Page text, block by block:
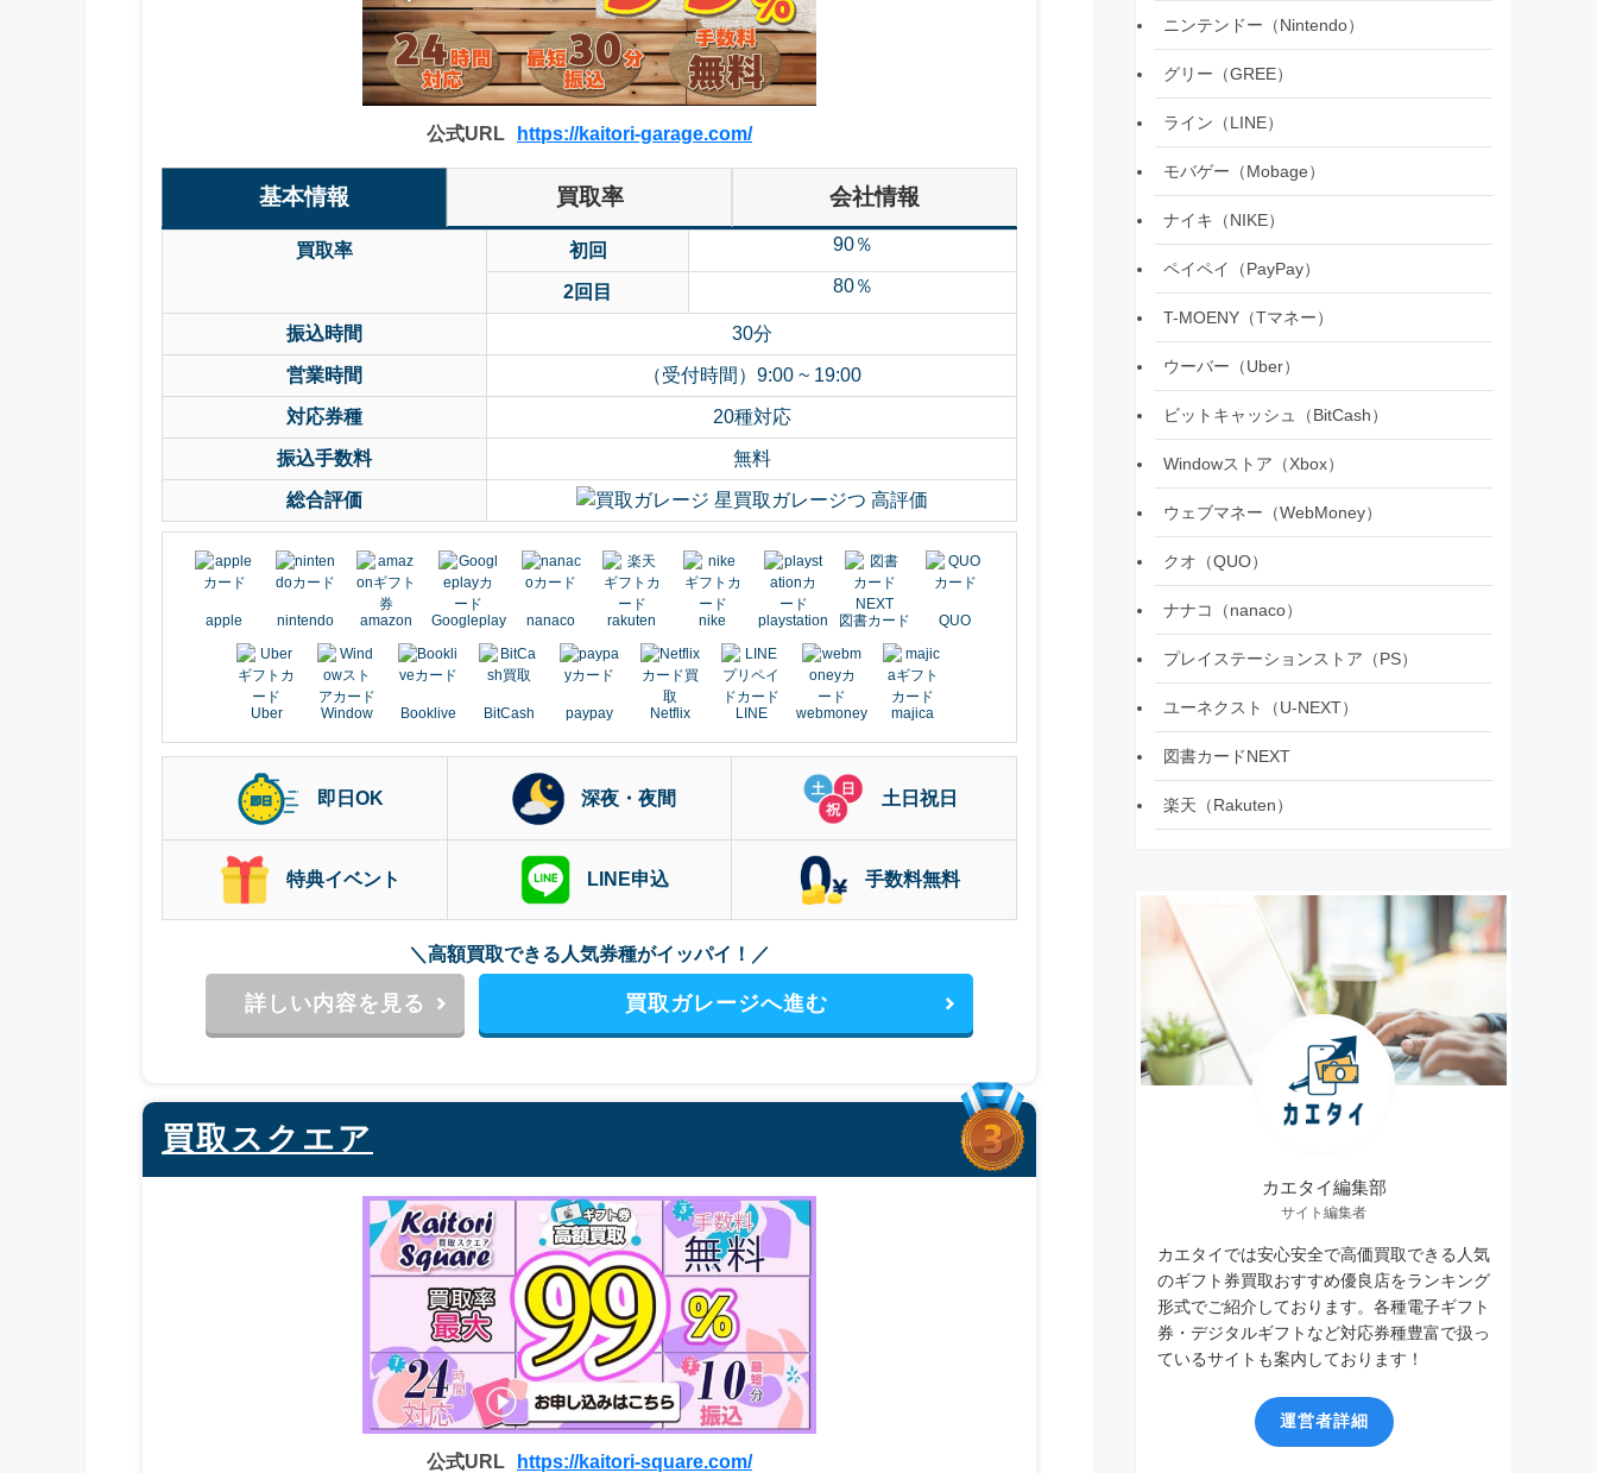
公式URL https://kaitori-garage.com/
基本情報 買取率 会社情報
買取率 初回 90％
2回目 80％
振込時間 30分
営業時間 （受付時間）9:00 ~ 19:00
対応券種 20種対応
振込手数料 無料
総合評価
apple nintendo amazon Googleplay nanaco rakuten nike playstation 図書カード QUO
Uber Window Booklive BitCash paypay Netflix LINE webmoney majica
即日OK 深夜・夜間 土日祝日
特典イベント LINE申込 手数料無料
＼高額買取できる人気券種がイッパイ！／
詳しい内容を見る 買取ガレージへ進む
買取スクエア
公式URL https://kaitori-square.com/
ニンテンドー（Nintendo）
グリー（GREE）
ライン（LINE）
モバゲー（Mobage）
ナイキ（NIKE）
ペイペイ（PayPay）
T-MOENY（Tマネー）
ウーバー（Uber）
ビットキャッシュ（BitCash）
Windowストア（Xbox）
ウェブマネー（WebMoney）
クオ（QUO）
ナナコ（nanaco）
プレイステーションストア（PS）
ユーネクスト（U-NEXT）
図書カードNEXT
楽天（Rakuten）
カエタイ編集部
サイト編集者
カエタイでは安心安全で高価買取できる人気
のギフト券買取おすすめ優良店をランキング
形式でご紹介しております。各種電子ギフト
券・デジタルギフトなど対応券種豊富で扱っ
ているサイトも案内しております！
運営者詳細